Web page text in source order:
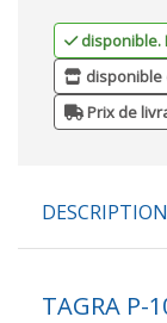
disponible.
disponible
Prix de
TAGRA P-